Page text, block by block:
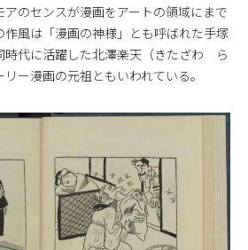
アのセンスが漫画をアートの領域にまで
風は「漫画の神様」とも呼ばれた手塚
時代に活躍した北澤楽天（きたざわ ら
ー漫画の元祖ともいわれている。